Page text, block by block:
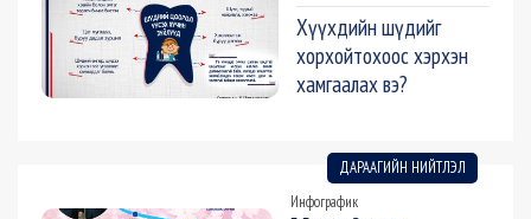
Хүүхдийн шүдийг
хорхойтохоос хэрхэн
хамгаалах вэ?
ДАРААГИЙН НИЙТЛЭЛ
Инфографик